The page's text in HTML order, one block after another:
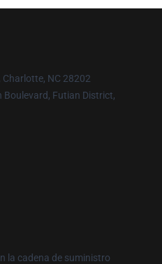
Charlotte, NC 28202
Boulevard, Futian District,
la cadena de suministro